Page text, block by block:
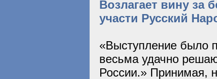
Возлагает вину за
участи Русский
«Выступление было
весьма удачно
России.» Принимая,